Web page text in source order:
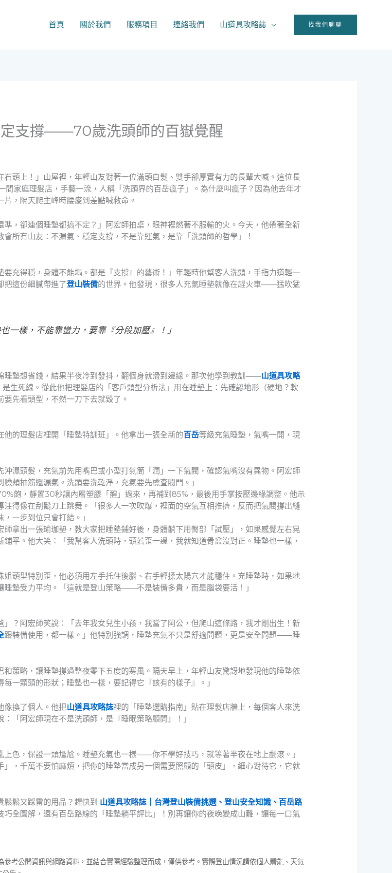
首頁 關於我們 服務項目 連絡我們 山道具攻略誌 找我們聊聊
支撐——70歲洗頭師的百嶽覺醒
石頭上！」山屋裡，年輕山友對著一位滿頭白髮、雙手卻厚實有力的長輩大喊。這位長
家庭理髮店，手藝一流，人稱「洗頭界的百岳瘋子」。為什麼叫瘋子？因為他去年才
，隔天爬主峰時腰痠到差點喊救命。
準，卻連個睡墊都搞不定？」阿宏師拍桌，眼神裡燃著不服輸的火。今天，他帶著全新
會所有山友：不漏氣、穩定支撐，不是靠運氣，是靠「洗頭師的哲學」！
充得穩，身體不能塌。都是『支撐』的藝術！」年輕時他幫客人洗頭，手指力道輕一
把這份細膩帶進了登山裝備的世界。他發現，很多人充氣睡墊就像在趕火車——猛吹猛
一樣，不能靠蠻力，要靠『分段加壓』！」
睡墊想省錢，結果半夜冷到發抖，翻個身就滑到邊緣。那次他學到教訓——山道具攻略
生死線。從此他把理髮店的「客戶頭型分析法」用在睡墊上：先確認地形（硬地？軟
先看頭型，不然一刀下去就毀了。
他的理髮店裡開「睡墊特訓班」。他拿出一張全新的百岳等級充氣睡墊，氣嘴一開，現
濕頭髮，充氣前先用嘴巴或小型打氣筒「潤」一下氣閥，確認氣嘴沒有異物。阿宏師
頰抽筋還漏氣。洗頭要洗乾淨，充氣要先檢查閥門。」
飽，靜置30秒讓內層塑膠「醒」過來，再補到85%，最後用手掌按壓邊緣調整。他示
得像在刮鬍刀上跳舞。「很多人一次吹爆，裡面的空氣互相推擠，反而把氣閥撐出縫
一步到位只會打結。」
拿出一張瑜珈墊，教大家把睡墊鋪好後，身體躺下用臀部「試壓」，如果感覺左右晃
平。他大笑：「我幫客人洗頭時，頭若歪一邊，我就知道骨盆沒對正。睡墊也一樣，
頭型特別歪，他必須用左手托住後腦、右手輕揉太陽穴才能穩住。充睡墊時，如果地
墊受力平均。「這就是登山策略——不是裝備多貴，而是腦袋要活！」
？阿宏師笑說：「去年我女兒生小孩，我當了阿公，但爬山這條路，我才剛出生！新
跟裝備使用，都一樣。」他特別強調，睡墊充氣不只是舒適問題，更是安全問題——睡
策略，讓睡墊撐過整夜零下五度的寒風。隔天早上，年輕山友驚訝地發現他的睡墊依
一顆頭的形狀；睡墊也一樣，要記得它『該有的樣子』。」
像換了個人。他把山道具攻略誌裡的「睡墊選購指南」貼在理髮店牆上，每個客人來洗
「阿宏師現在不是洗頭師，是『睡眠策略顧問』！」
上色，保證一頭尷尬。睡墊充氣也一樣——你不學好技巧，就等著半夜在地上翻滾。」
，千萬不要怕麻煩，把你的睡墊當成另一個需要照顧的「頭皮」，細心對待它，它就
鬆又踩雷的用品？趕快到 山道具攻略誌｜台灣登山裝備挑選、登山安全知識、百岳路
全圖解，還有百岳路線的「睡墊躺平評比」！別再讓你的夜晚變成山難，讓每一口氣
考公開資訊與網路資料，並結合實際經驗整理而成，僅供參考。實際登山情況請依個人體能、天氣